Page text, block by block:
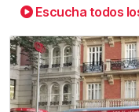
Escucha todos